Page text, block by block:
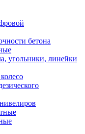
бетона
угольники, линейки